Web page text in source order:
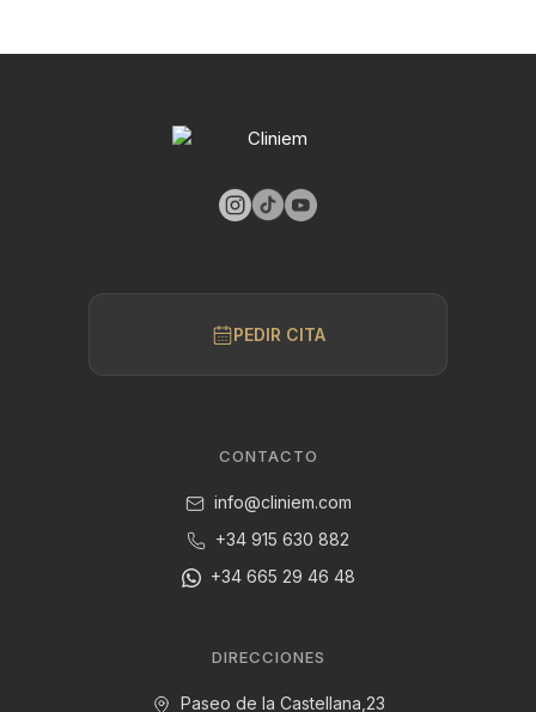
PEDIR CITA
CONTACTO
info@cliniem.com
+34 915 630 882
+34 665 29 46 48
DIRECCIONES
Paseo de la Castellana,23